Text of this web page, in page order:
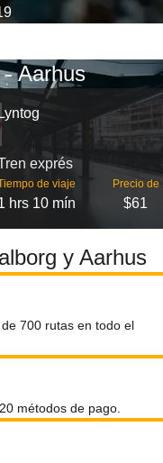
Aarhus
exprés
de viaje
hrs 10 mín
Precio de
$61
y Aarhus
700 rutas en todo el
métodos de pago.